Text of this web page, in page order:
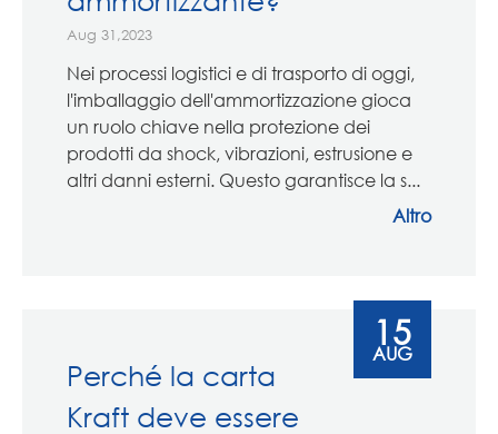
Aug 31,2023
Nei processi logistici e di trasporto di oggi,
l'imballaggio dell'ammortizzazione gioca
un ruolo chiave nella protezione dei
prodotti da shock, vibrazioni, estrusione e
altri danni esterni. Questo garantisce la s...
Altro
Perché la carta
Kraft deve essere
15
AUG